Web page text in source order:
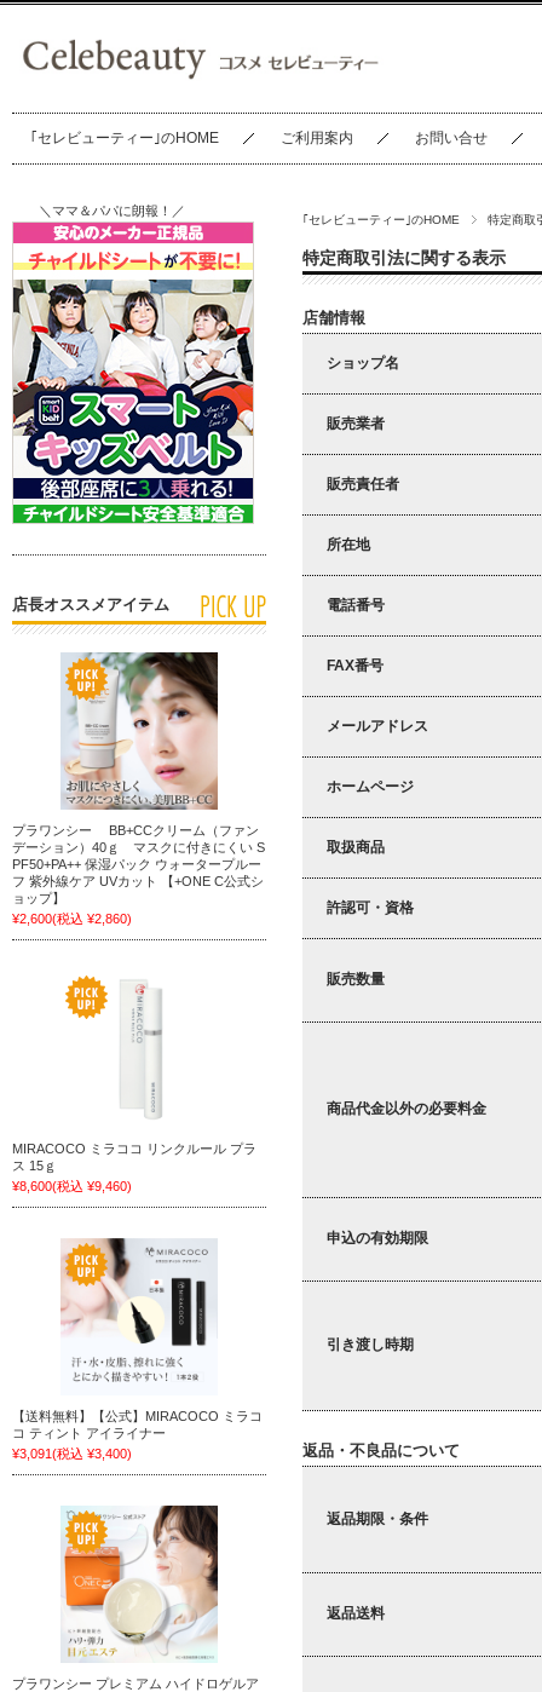
｢セレビューティー｣のHOME ご利用案内 お問い合せ
｢セレビューティー｣のHOME 特定商取
特定商取引法に関する表示
店舗情報
ショップ名
販売業者
販売責任者
所在地
電話番号
FAX番号
メールアドレス
ホームページ
取扱商品
許認可・資格
販売数量
商品代金以外の必要料金
申込の有効期限
引き渡し時期
返品・不良品について
返品期限・条件
返品送料
＼ママ＆パパに朗報！／
店長オススメアイテム
プラワンシー BB+CCクリーム（ファン
デーション）40ｇ マスクに付きにくい S
PF50+PA++ 保湿パック ウォータープルー
フ 紫外線ケア UVカット 【+ONE C公式シ
ョップ】
¥2,600(税込 ¥2,860)
MIRACOCO ミラココ リンクルール プラ
ス 15ｇ
¥8,600(税込 ¥9,460)
【送料無料】【公式】MIRACOCO ミラコ
コ ティント アイライナー
¥3,091(税込 ¥3,400)
プラワンシー プレミアム ハイドロゲルア